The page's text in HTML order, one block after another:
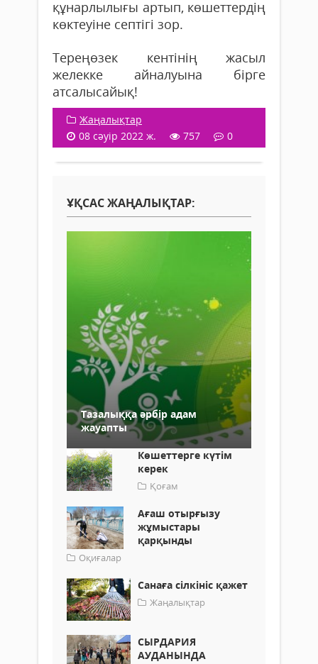
құнарлылығы артып, көшеттердің
көктеуіне септігі зор.
Тереңөзек кентінің жасыл
желекке айналуына бірге
атсалысайық!
Жаңалықтар
08 сәуір 2022 ж.
757 0
ҰҚСАС ЖАҢАЛЫҚТАР:
Тазалыққа әрбір адам
жауапты
Көшеттерге күтім
керек
Қоғам
Ағаш отырғызу
жұмыстары
қарқынды
Оқиғалар
Санаға сілкініс қажет
Жаңалықтар
СЫРДАРИЯ
АУДАНЫНДА